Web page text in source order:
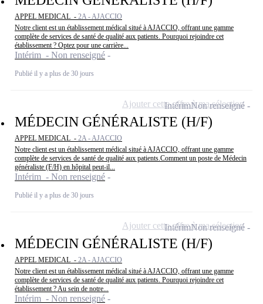
APPEL MEDICAL - 2A - AJACCIO
Notre client est un établissement médical situé à AJACCIO, offrant une gamme
complète de services de santé de qualité aux patients. Pourquoi rejoindre cet
établissement ? Optez pour une carrière...
Intérim - Non renseigné
Publié il y a plus de 30 jours
MÉDECIN GÉNÉRALISTE (H/F)
APPEL MEDICAL - 2A - AJACCIO
Notre client est un établissement médical situé à AJACCIO, offrant une gamme
complète de services de santé de qualité aux patients.Comment un poste de Médecin
généraliste (F/H) en hôpital peut-il...
Intérim - Non renseigné
Publié il y a plus de 30 jours
IntérimNon renseigné
Ajouter cette offre à ma sélection
MÉDECIN GÉNÉRALISTE (H/F)
APPEL MEDICAL - 2A - AJACCIO
Notre client est un établissement médical situé à AJACCIO, offrant une gamme
complète de services de santé de qualité aux patients. Pourquoi rejoindre cet
établissement ? Au sein de notre...
Intérim - Non renseigné
IntérimNon renseigné
Ajouter cette offre à ma sélection